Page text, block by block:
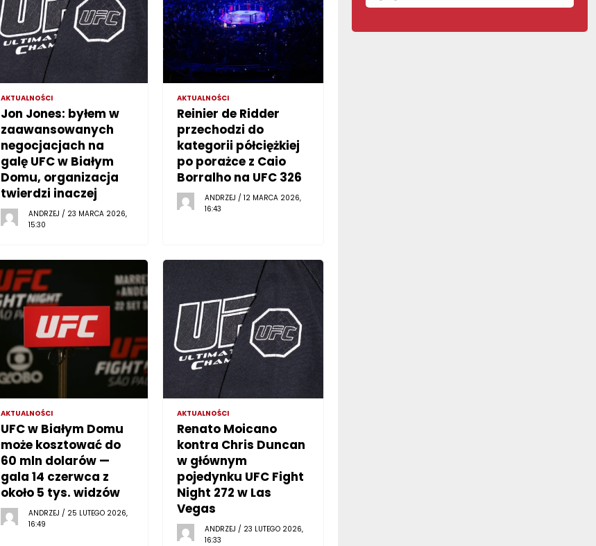
AKTUALNOŚCI
Jon Jones: byłem w
zaawansowanych
negocjacjach na
galę UFC w Białym
Domu, organizacja
twierdzi inaczej
ANDRZEJ / 23 MARCA 2026,
15:30
AKTUALNOŚCI
Reinier de Ridder
przechodzi do
kategorii półciężkiej
po porażce z Caio
Borralho na UFC 326
ANDRZEJ / 12 MARCA 2026,
16:43
AKTUALNOŚCI
UFC w Białym Domu
może kosztować do
60 mln dolarów —
gala 14 czerwca z
około 5 tys. widzów
ANDRZEJ / 25 LUTEGO 2026,
16:49
AKTUALNOŚCI
Renato Moicano
kontra Chris Duncan
w głównym
pojedynku UFC Fight
Night 272 w Las
Vegas
ANDRZEJ / 23 LUTEGO 2026,
16:33